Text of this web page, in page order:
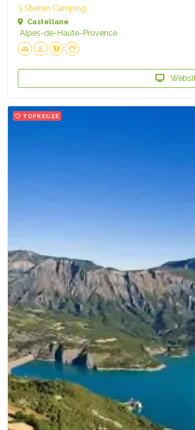
3 Sterren Camping
Castellane
Alpes-de-Haute-Provence
TOPKEUZE